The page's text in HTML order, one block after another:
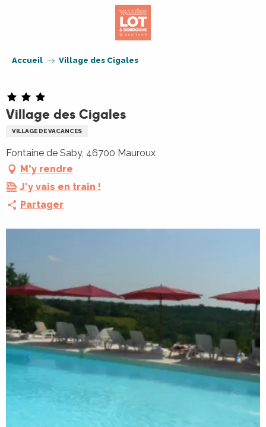
Accueil Village des Cigales
Village des Cigales
VILLAGE DE VACANCES
Fontaine de Saby, 46700 Mauroux
M'y rendre
J'y vais en train !
Partager